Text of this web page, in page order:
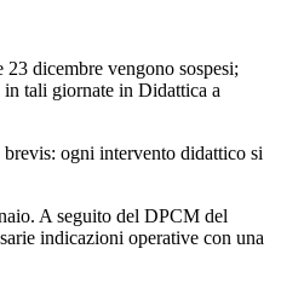
dicembre vengono sospesi;
tali giornate in Didattica a
ogni intervento didattico si
A seguito del DPCM del
indicazioni operative con una